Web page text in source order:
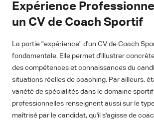
Expérience
un CV de Coach Sportif
La partie "expérience" d'un CV de Coach
fondamentale. Elle permet d'illustrer
des compétences et connaissances du
situations réelles de coaching. Par ailleurs,
variété de spécialités dans le domaine
professionnelles renseignent aussi sur le
maîtrisé par le candidat, qu'il s'agisse de